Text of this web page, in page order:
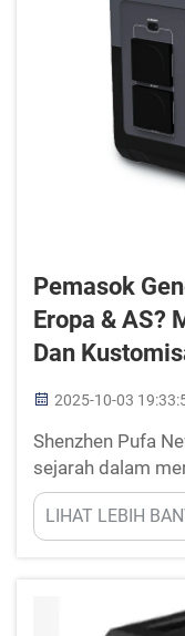
Pemasok
Eropa & AS?
Dan
2025-10-03
Shenzhen Pufa
sejarah dalam
baterai, dan
kami sejalan
dan kepuasan
LIHAT LEBIH